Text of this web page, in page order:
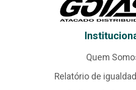
Quem
Relatório de